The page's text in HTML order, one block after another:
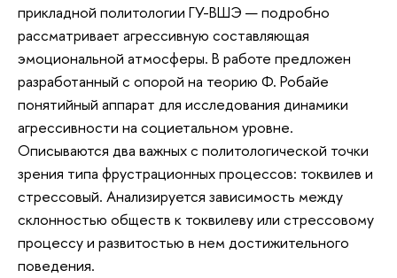
прикладной политологии ГУ-ВШЭ — подробно
рассматривает агрессивную составляющая
эмоциональной атмосферы. В работе предложен
разработанный с опорой на теорию Ф. Робайе
понятийный аппарат для исследования динамики
агрессивности на социетальном уровне.
Описываются два важных с политологической точки
зрения типа фрустрационных процессов: токвилев и
стрессовый. Анализируется зависимость между
склонностью обществ к токвилеву или стрессовому
процессу и развитостью в нем достижительного
поведения.